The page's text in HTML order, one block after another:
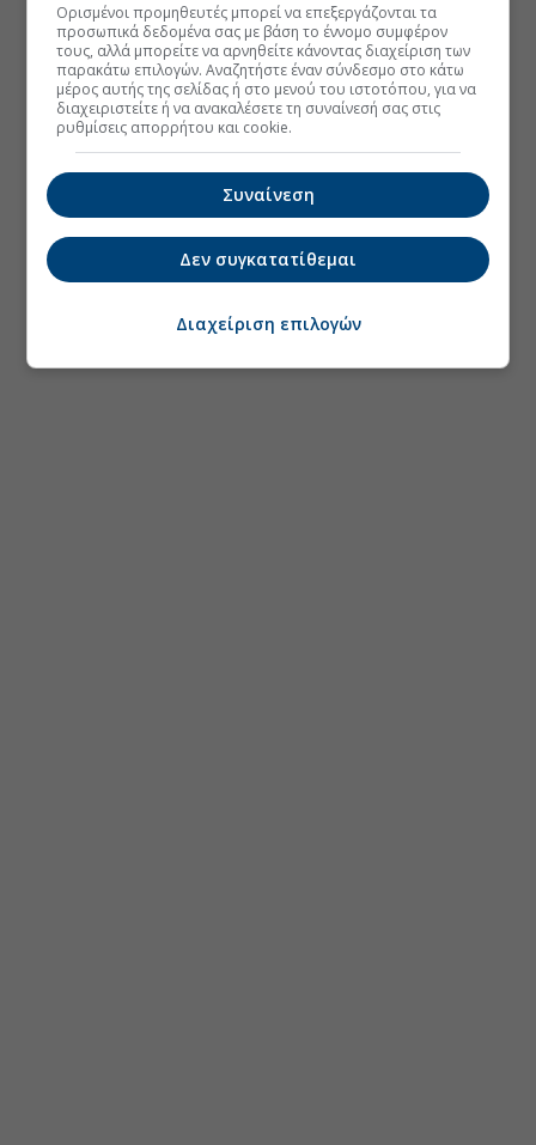
Ορισμένοι προμηθευτές μπορεί να επεξεργάζονται τα
προσωπικά δεδομένα σας με βάση το έννομο συμφέρον
τους, αλλά μπορείτε να αρνηθείτε κάνοντας διαχείριση των
παρακάτω επιλογών. Αναζητήστε έναν σύνδεσμο στο κάτω
μέρος αυτής της σελίδας ή στο μενού του ιστοτόπου, για να
διαχειριστείτε ή να ανακαλέσετε τη συναίνεσή σας στις
ρυθμίσεις απορρήτου και cookie.
Συναίνεση
Δεν συγκατατίθεμαι
Διαχείριση επιλογών